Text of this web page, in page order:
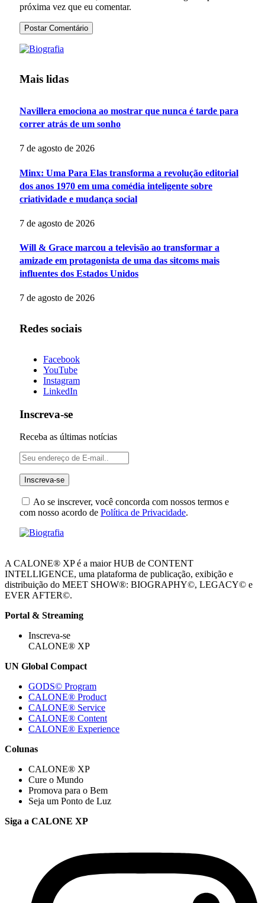
próxima vez que eu comentar.
Mais lidas
Navillera emociona ao mostrar que nunca é tarde para
correr atrás de um sonho
7 de agosto de 2026
Minx: Uma Para Elas transforma a revolução editorial
dos anos 1970 em uma comédia inteligente sobre
criatividade e mudança social
7 de agosto de 2026
Will & Grace marcou a televisão ao transformar a
amizade em protagonista de uma das sitcoms mais
influentes dos Estados Unidos
7 de agosto de 2026
Redes sociais
Facebook
YouTube
Instagram
LinkedIn
Inscreva-se
Receba as últimas notícias
Ao se inscrever, você concorda com nossos termos e
com nosso acordo de Política de Privacidade.
A CALONE® XP é a maior HUB de CONTENT
INTELLIGENCE, uma plataforma de publicação, exibição e
distribuição do MEET SHOW®: BIOGRAPHY©, LEGACY© e
EVER AFTER©.
Portal & Streaming
Inscreva-se
CALONE® XP
UN Global Compact
GODS© Program
CALONE® Product
CALONE® Service
CALONE® Content
CALONE® Experience
Colunas
CALONE® XP
Cure o Mundo
Promova para o Bem
Seja um Ponto de Luz
Siga a CALONE XP